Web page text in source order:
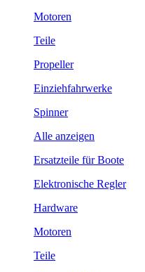
Motoren
Teile
Propeller
Einziehfahrwerke
Spinner
Alle anzeigen
Ersatzteile für Boote
Elektronische Regler
Hardware
Motoren
Teile